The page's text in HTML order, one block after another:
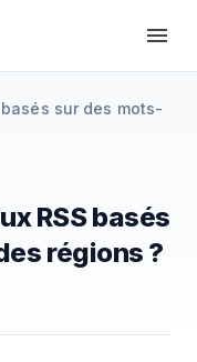
sur des mots-
RSS basés
régions ?